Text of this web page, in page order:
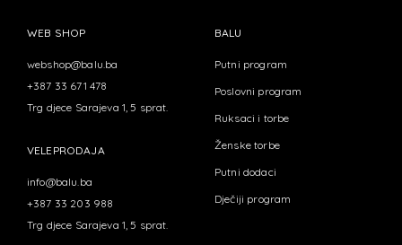
WEB SHOP
webshop@balu.ba
+387 33 671 478
Trg djece Sarajeva 1, 5 sprat.
VELEPRODAJA
info@balu.ba
+387 33 203 988
Trg djece Sarajeva 1, 5 sprat.
BALU
Putni program
Poslovni program
Ruksaci i torbe
Ženske torbe
Putni dodaci
Dječiji program